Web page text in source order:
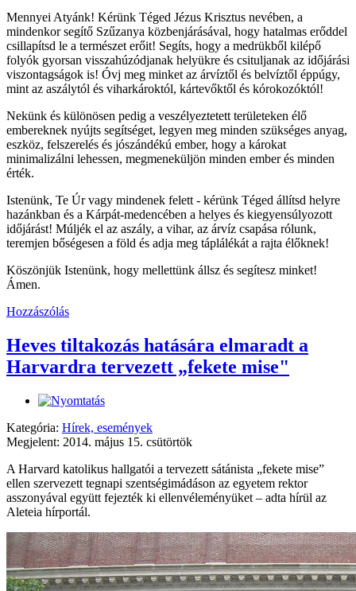
Mennyei Atyánk! Kérünk Téged Jézus Krisztus nevében, a
mindenkor segítő Szűzanya közbenjárásával, hogy hatalmas erőddel
csillapítsd le a természet erőit! Segíts, hogy a medrükből kilépő
folyók gyorsan visszahúzódjanak helyükre és csituljanak az időjárási
viszontagságok is! Óvj meg minket az árvíztől és belvíztől éppúgy,
mint az aszálytól és viharkároktól, kártevőktől és kórokozóktól!
Nekünk és különösen pedig a veszélyeztetett területeken élő
embereknek nyújts segítséget, legyen meg minden szükséges anyag,
eszköz, felszerelés és jószándékú ember, hogy a károkat
minimalizálni lehessen, megmeneküljön minden ember és minden
érték.
Istenünk, Te Úr vagy mindenek felett - kérünk Téged állítsd helyre
hazánkban és a Kárpát-medencében a helyes és kiegyensúlyozott
időjárást! Múljék el az aszály, a vihar, az árvíz csapása rólunk,
teremjen bőségesen a föld és adja meg táplálékát a rajta élőknek!
Köszönjük Istenünk, hogy mellettünk állsz és segítesz minket!
Ámen.
Hozzászólás
Heves tiltakozás hatására elmaradt a
Harvardra tervezett „fekete mise"
Kategória: Hírek, események
Megjelent: 2014. május 15. csütörtök
A Harvard katolikus hallgatói a tervezett sátánista „fekete mise”
ellen szervezett tegnapi szentségimádáson az egyetem rektor
asszonyával együtt fejezték ki ellenvéleményüket – adta hírül az
Aleteia hírportál.